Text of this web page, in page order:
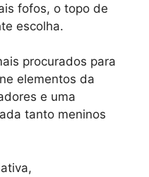
fofos, o topo de
escolha.
procurados para
elementos da
e uma
tanto meninos